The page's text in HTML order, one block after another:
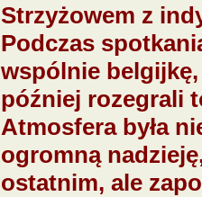
Strzyżowem z
Podczas
wspólnie
później rozegrali
Atmosfera była
ogromną
ostatnim, ale